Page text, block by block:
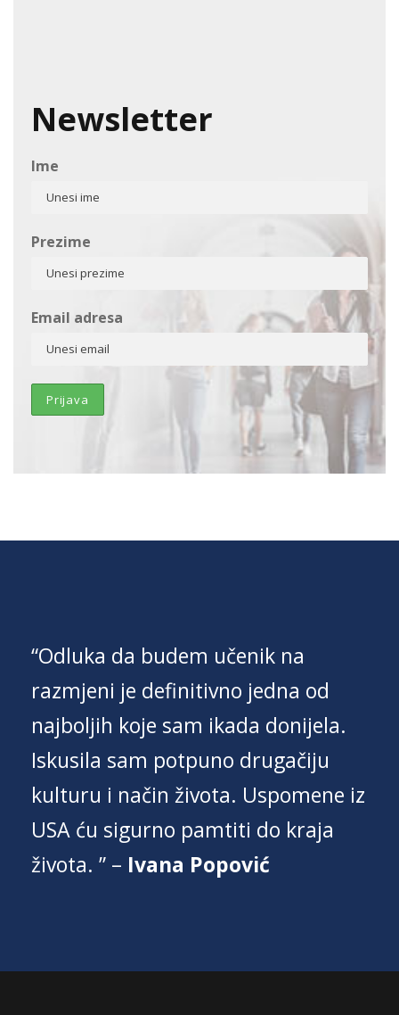
Newsletter
Ime
Prezime
Email adresa
“Odluka da budem učenik na
razmjeni je definitivno jedna od
najboljih koje sam ikada donijela.
Iskusila sam potpuno drugačiju
kulturu i način života. Uspomene iz
USA ću sigurno pamtiti do kraja
života. ” – Ivana Popović